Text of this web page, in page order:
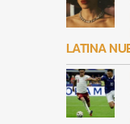
LATINA